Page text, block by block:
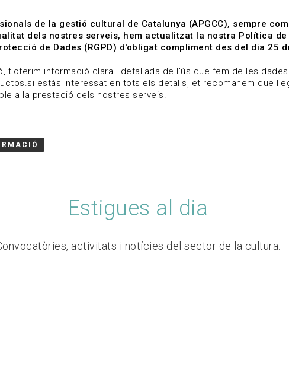
Línies de treball Projectes Serveis A qui
Estigues al dia
activitats i notícies del sector de la cultura.
de la gestió cultural de Catalunya (APGCC), sempre
dels nostres serveis, hem actualitzat la nostra Política
de Dades (RGPD) d'obligat compliment des del dia 25
t'oferim informació clara i detallada de l'ús que fem de les
estàs interessat en tots els detalls, et recomanem que
a la prestació dels nostres serveis.